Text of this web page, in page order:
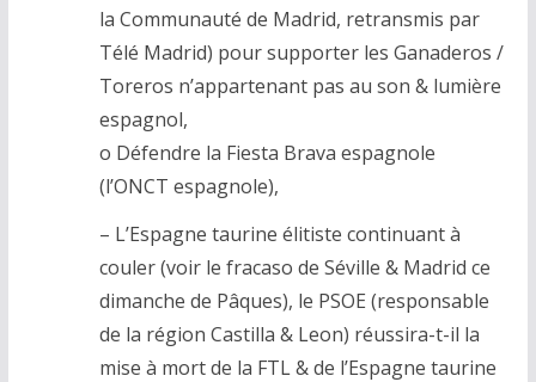
la Communauté de Madrid, retransmis par
Télé Madrid) pour supporter les Ganaderos /
Toreros n’appartenant pas au son & lumière
espagnol,
o Défendre la Fiesta Brava espagnole
(l’ONCT espagnole),
– L’Espagne taurine élitiste continuant à
couler (voir le fracaso de Séville & Madrid ce
dimanche de Pâques), le PSOE (responsable
de la région Castilla & Leon) réussira-t-il la
mise à mort de la FTL & de l’Espagne taurine